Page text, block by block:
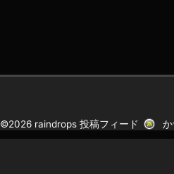
©2026 raindrops投稿フィード